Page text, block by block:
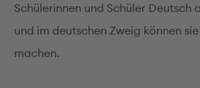
Schülerinnen und Schüler Deutsch
und im deutschen Zweig können
machen.